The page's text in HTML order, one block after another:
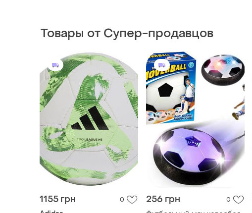
Товары от Супер-продавцов
1155 грн 0 256 грн 0